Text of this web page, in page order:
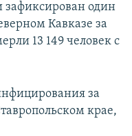
один
Кавказе за
13 149 человек с
за
крае,